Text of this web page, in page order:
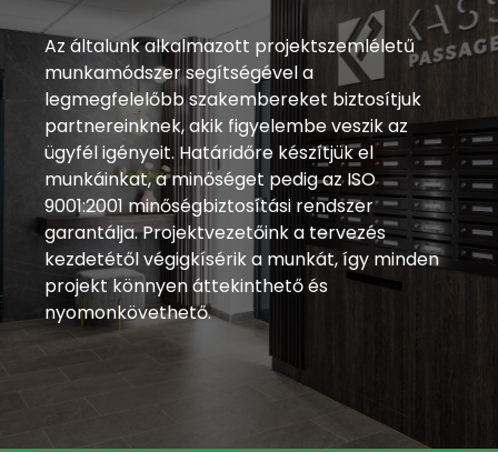
Az általunk alkalmazott projektszemléletű
munkamódszer segítségével a
legmegfelelőbb szakembereket biztosítjuk
partnereinknek, akik figyelembe veszik az
ügyfél igényeit. Határidőre készítjük el
munkáinkat, a minőséget pedig az ISO
9001:2001 minőségbiztosítási rendszer
garantálja. Projektvezetőink a tervezés
kezdetétől végigkísérik a munkát, így minden
projekt könnyen áttekinthető és
nyomonkövethető.